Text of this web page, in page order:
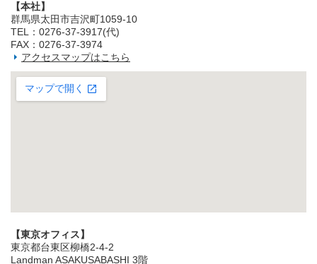
【本社】
群馬県太田市吉沢町1059-10
TEL：0276-37-3917(代)
FAX：0276-37-3974
アクセスマップはこちら
【東京オフィス】
東京都台東区柳橋2‐4‐2
Landman ASAKUSABASHI 3階